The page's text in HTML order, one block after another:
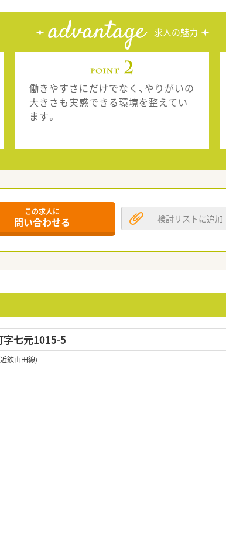
advantage 求人の魅力
働きやすさにだけでなく、やりがいの
大きさも実感できる環境を整えてい
ます。
この求人に
問い合わせる 検討リストに追加
字七元1015-5
鉄山田線)